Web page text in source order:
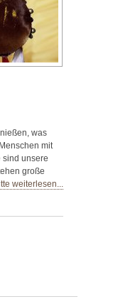
was
mit
sind unsere
große
weiterlesen...